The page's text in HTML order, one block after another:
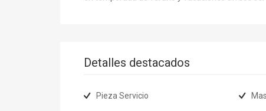
Detalles destacados
Pieza Servicio